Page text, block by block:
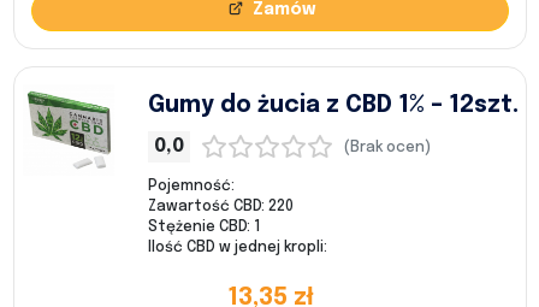
Zamów
Gumy do żucia z CBD 1% – 12szt.
0,0 (Brak ocen)
Pojemność:
Zawartość CBD: 220
Stężenie CBD: 1
Ilość CBD w jednej kropli:
13,35 zł